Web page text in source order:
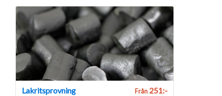
Lakritsprovning Från251:-